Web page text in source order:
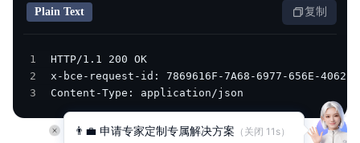
Plain Text 复制
1
2
3
Content-Type: application/json
👨‍💼 申请专家定制专属解决方案 （关闭 11 s）